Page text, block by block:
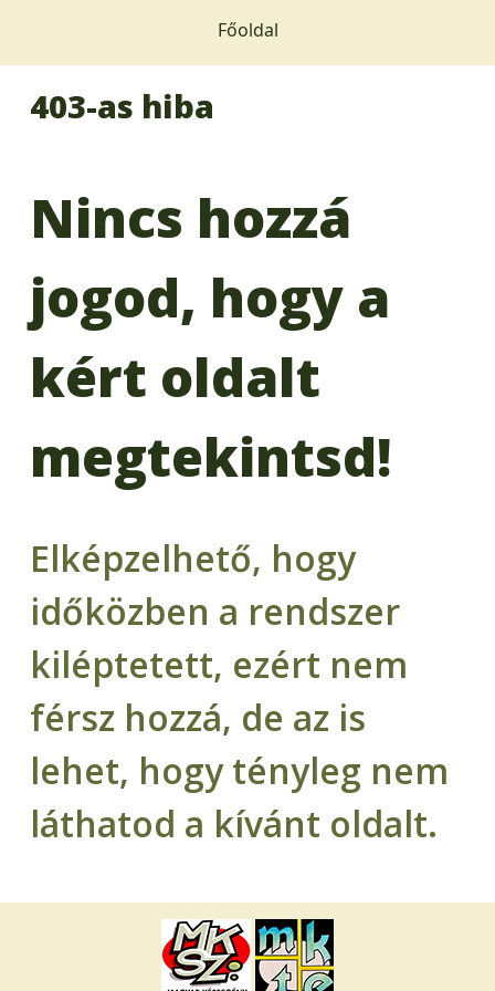
Főoldal
403-as hiba
Nincs hozzá
jogod, hogy a
kért oldalt
megtekintsd!
Elképzelhető, hogy
időközben a rendszer
kiléptetett, ezért nem
férsz hozzá, de az is
lehet, hogy tényleg nem
láthatod a kívánt oldalt.